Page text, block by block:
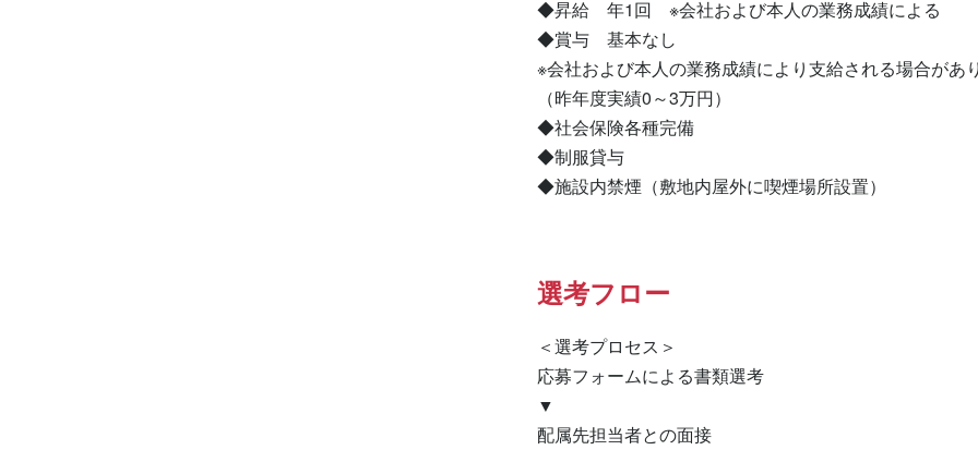
◆昇給　年1回　※会社および本人の業務成績による
◆賞与　基本なし
※会社および本人の業務成績により支給される場合があ
（昨年度実績0～3万円）
◆社会保険各種完備
◆制服貸与
◆施設内禁煙（敷地内屋外に喫煙場所設置）
選考フロー
＜選考プロセス＞
応募フォームによる書類選考
▼
配属先担当者との面接